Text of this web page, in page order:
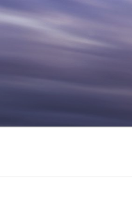
Saltar
al
contenido